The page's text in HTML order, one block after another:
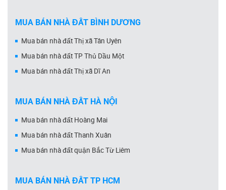
MUA BÁN NHÀ ĐẤT BÌNH DƯƠNG
Mua bán nhà đất Thị xã Tân Uyên
Mua bán nhà đất TP Thủ Dầu Một
Mua bán nhà đất Thị xã Dĩ An
MUA BÁN NHÀ ĐẤT HÀ NỘI
Mua bán nhà đất Hoàng Mai
Mua bán nhà đất Thanh Xuân
Mua bán nhà đất quận Bắc Từ Liêm
MUA BÁN NHÀ ĐẤT TP HCM